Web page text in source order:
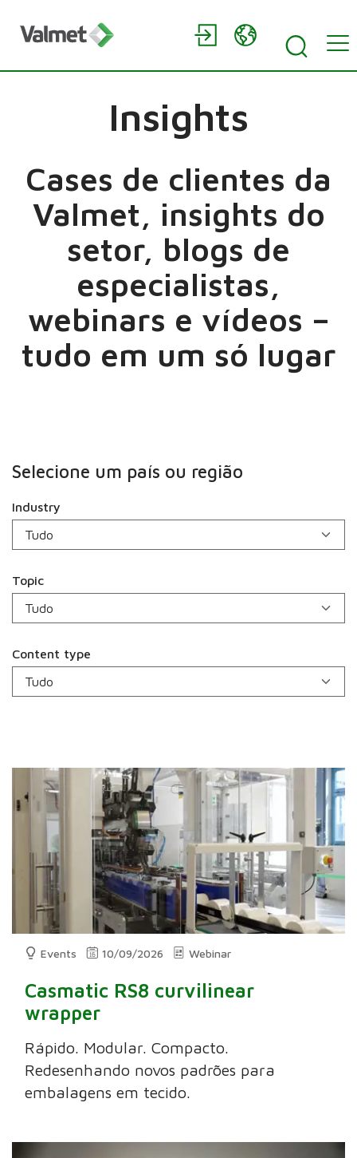
Insights
Cases de clientes da
Valmet, insights do
setor, blogs de
especialistas,
webinars e vídeos –
tudo em um só lugar
Selecione um país ou região
Industry
Topic
Content type
Events 10/09/2026 Webinar
Casmatic RS8 curvilinear
wrapper
Rápido. Modular. Compacto.
Redesenhando novos padrões para
embalagens em tecido.